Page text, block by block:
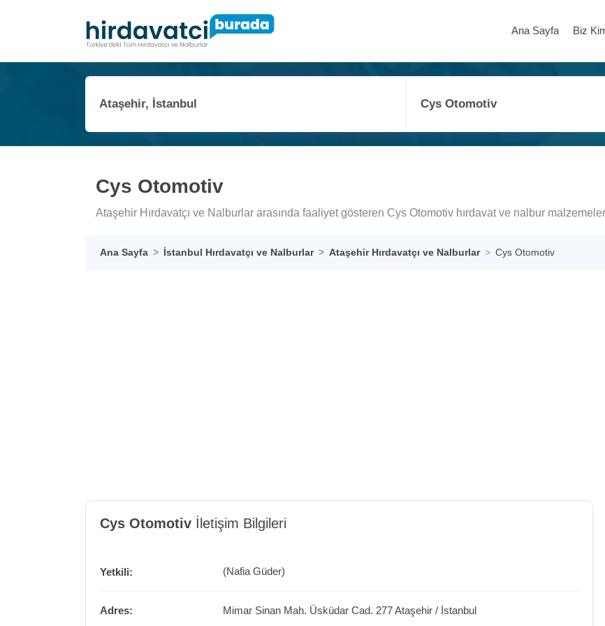
Ana Sayfa Biz
Cys Otomotiv
Ataşehir Hırdavatçı ve Nalburlar arasında faaliyet gösteren Cys Otomotiv hırdavat ve nalbur
Ana Sayfa İstanbul Hırdavatçı ve Nalburlar Ataşehir Hırdavatçı ve Nalburlar Cys Otomotiv
Cys Otomotiv İletişim Bilgileri
Yetkili: (Nafia Güder)
Adres: Mimar Sinan Mah. Üsküdar Cad. 277Ataşehir / İstanbul